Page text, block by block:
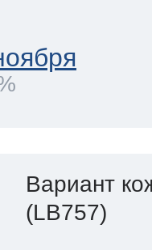
Вариант
(LB757)